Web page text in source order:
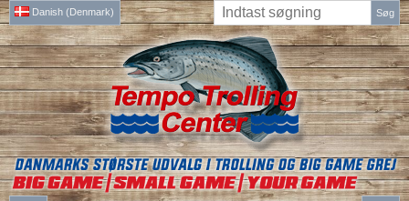
Danish (Denmark) Søg